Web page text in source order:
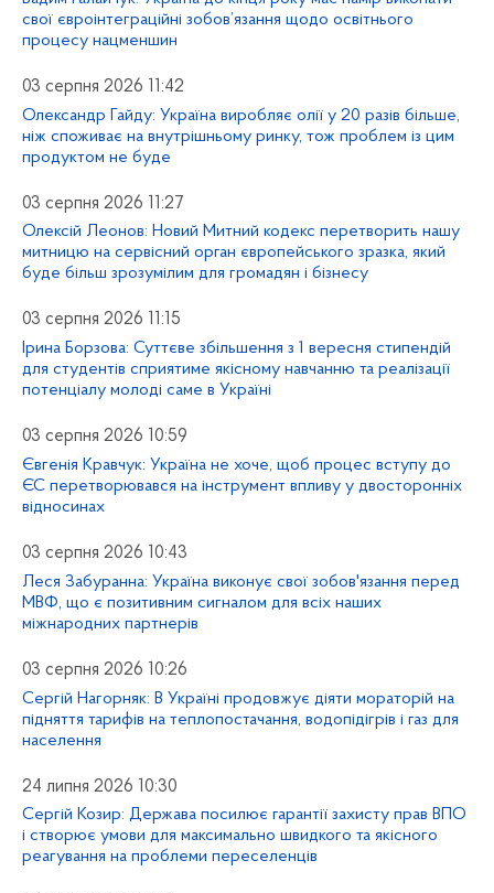
свої євроінтеграційні зобов’язання щодо освітнього
процесу нацменшин
03 серпня 2026 11:42
Олександр Гайду: Україна виробляє олії у 20 разів більше,
ніж споживає на внутрішньому ринку, тож проблем із цим
продуктом не буде
03 серпня 2026 11:27
Олексій Леонов: Новий Митний кодекс перетворить нашу
митницю на сервісний орган європейського зразка, який
буде більш зрозумілим для громадян і бізнесу
03 серпня 2026 11:15
Ірина Борзова: Суттєве збільшення з 1 вересня стипендій
для студентів сприятиме якісному навчанню та реалізації
потенціалу молоді саме в Україні
03 серпня 2026 10:59
Євгенія Кравчук: Україна не хоче, щоб процес вступу до
ЄС перетворювався на інструмент впливу у двосторонніх
відносинах
03 серпня 2026 10:43
Леся Забуранна: Україна виконує свої зобов'язання перед
МВФ, що є позитивним сигналом для всіх наших
міжнародних партнерів
03 серпня 2026 10:26
Сергій Нагорняк: В Україні продовжує діяти мораторій на
підняття тарифів на теплопостачання, водопідігрів і газ для
населення
24 липня 2026 10:30
Сергій Козир: Держава посилює гарантії захисту прав ВПО
і створює умови для максимально швидкого та якісного
реагування на проблеми переселенців